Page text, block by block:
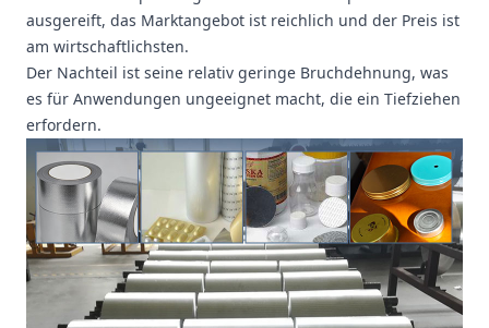
ausgereift, das Marktangebot ist reichlich und der Preis ist
am wirtschaftlichsten.
Der Nachteil ist seine relativ geringe Bruchdehnung, was
es für Anwendungen ungeeignet macht, die ein Tiefziehen
erfordern.